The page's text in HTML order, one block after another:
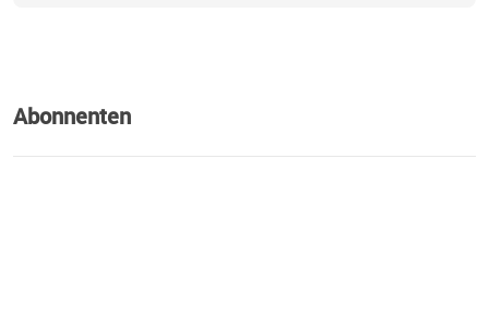
Abonnenten